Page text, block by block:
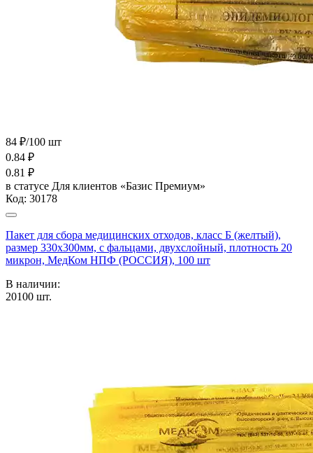
84 ₽/100 шт
0.84 ₽
0.81 ₽
в статусе Для клиентов «Базис Премиум»
Код: 30178
Пакет для сбора медицинских отходов, класс Б (желтый),
размер 330х300мм, с фальцами, двухслойный, плотность 20
микрон, МедКом НПФ (РОССИЯ), 100 шт
В наличии:
20100 шт.